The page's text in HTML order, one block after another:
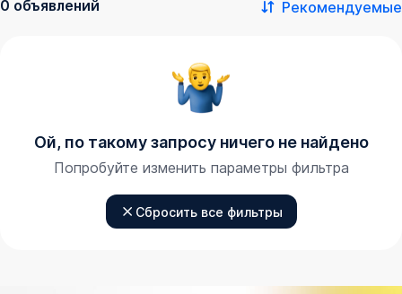
0 объявлений Рекомендуемые
Ой, по такому запросу ничего не найдено
Попробуйте изменить параметры фильтра
Сбросить все фильтры